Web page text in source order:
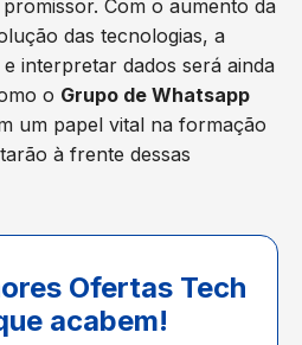
Com o aumento da
das tecnologias, a
interpretar dados será ainda
o Grupo de Whatsapp
um papel vital na formação
à frente dessas
Ofertas Tech
acabem!